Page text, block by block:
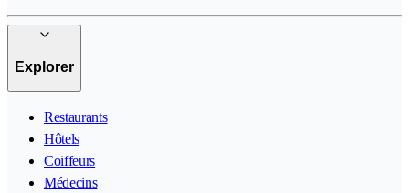
Explorer
Restaurants
Hôtels
Coiffeurs
Médecins